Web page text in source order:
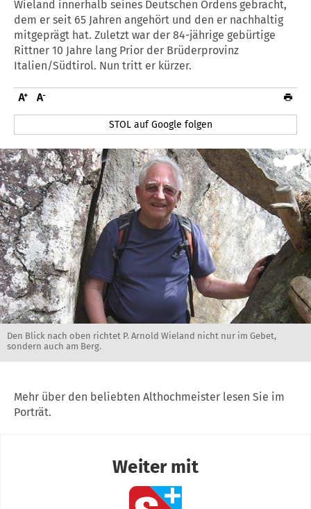
Wieland innerhalb seines Deutschen Ordens gebracht,
dem er seit 65 Jahren angehört und den er nachhaltig
mitgeprägt hat. Zuletzt war der 84-jährige gebürtige
Rittner 10 Jahre lang Prior der Brüderprovinz
Italien/Südtirol. Nun tritt er kürzer.
STOL auf Google folgen
Den Blick nach oben richtet P. Arnold Wieland nicht nur im Gebet,
sondern auch am Berg.
Mehr über den beliebten Althochmeister lesen Sie im
Porträt.